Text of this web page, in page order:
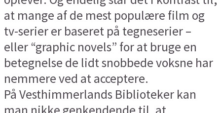
at mange af de mest populære film og
tv-serier er baseret på tegneserier –
eller “graphic novels” for at bruge en
betegnelse de lidt snobbede voksne har
nemmere ved at acceptere.
På Vesthimmerlands Biblioteker kan
man nikke genkendende til, at